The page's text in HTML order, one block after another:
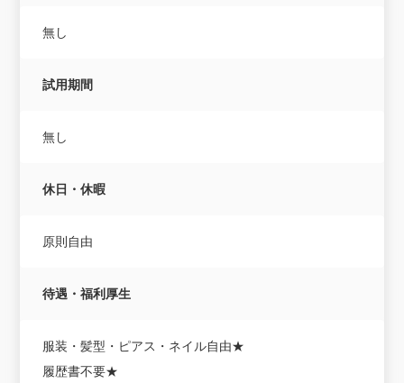
無し
試用期間
無し
休日・休暇
原則自由
待遇・福利厚生
服装・髪型・ピアス・ネイル自由★
履歴書不要★